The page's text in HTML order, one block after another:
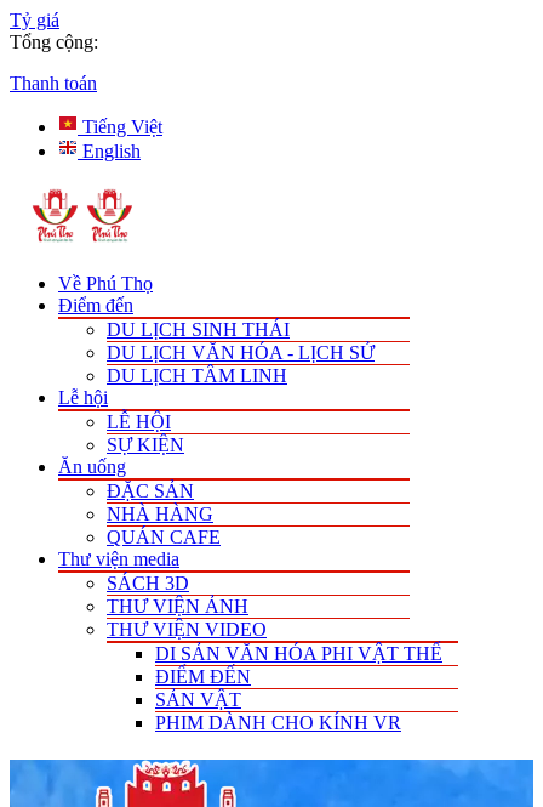
Tỷ giá
Tổng cộng:
Thanh toán
Tiếng Việt
English
Về Phú Thọ
Điểm đến
DU LỊCH SINH THÁI
DU LỊCH VĂN HÓA - LỊCH SỬ
DU LỊCH TÂM LINH
Lễ hội
LỄ HỘI
SỰ KIỆN
Ăn uống
ĐẶC SẢN
NHÀ HÀNG
QUÁN CAFE
Thư viện media
SÁCH 3D
THƯ VIỆN ẢNH
THƯ VIỆN VIDEO
DI SẢN VĂN HÓA PHI VẬT THỂ
ĐIỂM ĐẾN
SẢN VẬT
PHIM DÀNH CHO KÍNH VR